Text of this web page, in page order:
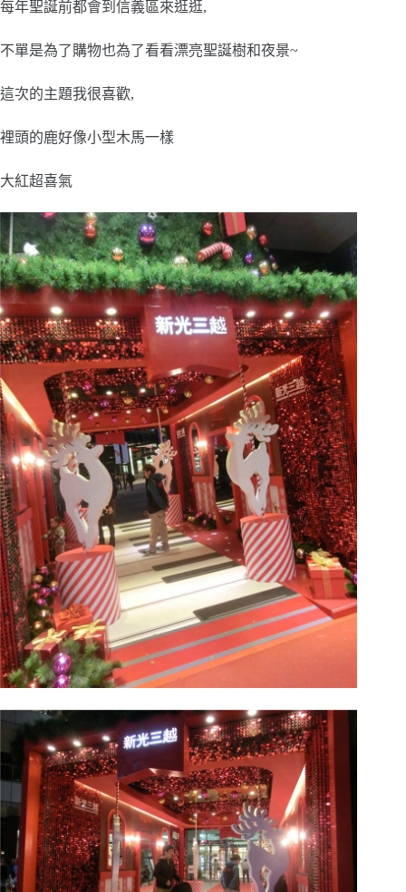
每年聖誕前都會到信義區來逛逛,
不單是為了購物也為了看看漂亮聖誕樹和夜景~
這次的主題我很喜歡,
裡頭的鹿好像小型木馬一樣
大紅超喜氣